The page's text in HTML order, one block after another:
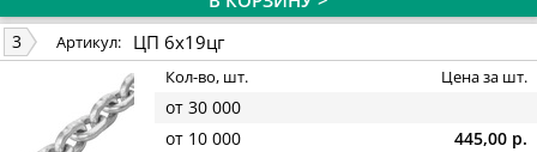
3 Артикул: ЦП 6х19цг
Кол-во, шт. Цена за шт.
от 30 000
от 10 000
445,00 р.